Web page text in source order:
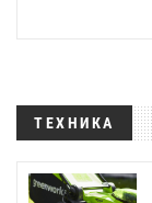
ТЕХНИКА